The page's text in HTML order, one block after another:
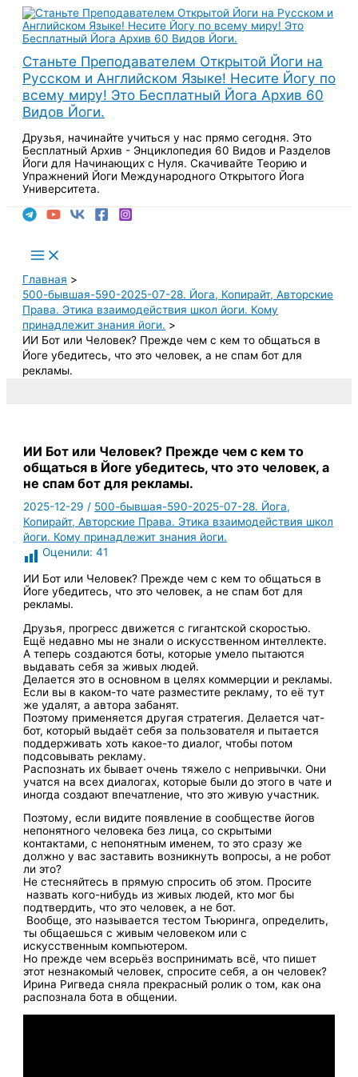
Перейти
содержимому
Станьте Преподавателем Открытой Йоги на
Русском и Английском Языке! Несите Йогу по
всему миру! Это Бесплатный Йога Архив 60
Видов Йоги.
Друзья, начинайте учиться у нас прямо сегодня. Это
Бесплатный Архив - Энциклопедия 60 Видов и Разделов
Йоги для Начинающих с Нуля. Скачивайте Теорию и
Упражнений Йоги Международного Открытого Йога
Университета.
Main
Menu
Главная
500-бывшая-590-2025-07-28. Йога, Копирайт, Авторские
Права. Этика взаимодействия школ йоги. Кому
принадлежит знания йоги.
ИИ Бот или Человек? Прежде чем с кем то общаться в
Йоге убедитесь, что это человек, а не спам бот для
рекламы.
ИИ Бот или Человек? Прежде чем с кем то
общаться в Йоге убедитесь, что это человек, а
не спам бот для рекламы.
2025-12-29/ 500-бывшая-590-2025-07-28. Йога,
Копирайт, Авторские Права. Этика взаимодействия школ
йоги. Кому принадлежит знания йоги.
Оценили: 41
ИИ Бот или Человек? Прежде чем с кем то общаться в
Йоге убедитесь, что это человек, а не спам бот для
рекламы.
Друзья, прогресс движется с гигантской скоростью.
Ещё недавно мы не знали о искусственном интеллекте.
А теперь создаются боты, которые умело пытаются
выдавать себя за живых людей.
Делается это в основном в целях коммерции и рекламы.
Если вы в каком-то чате разместите рекламу, то её тут
же удалят, а автора забанят.
Поэтому применяется другая стратегия. Делается чат-
бот, который выдаёт себя за пользователя и пытается
поддерживать хоть какое-то диалог, чтобы потом
подсовывать рекламу.
Распознать их бывает очень тяжело с непривычки. Они
учатся на всех диалогах, которые были до этого в чате и
иногда создают впечатление, что это живую участник.
Поэтому, если видите появление в сообществе йогов
непонятного человека без лица, со скрытыми
контактами, с непонятным именем, то это сразу же
должно у вас заставить возникнуть вопросы, а не робот
ли это?
Не стесняйтесь в прямую спросить об этом. Просите
назвать кого-нибудь из живых людей, кто мог бы
подтвердить, что это человек, а не бот.
Вообще, это называется тестом Тьюринга, определить,
ты общаешься с живым человеком или с
искусственным компьютером.
Но прежде чем всерьёз воспринимать всё, что пишет
этот незнакомый человек, спросите себя, а он человек?
Ирина Ригведа сняла прекрасный ролик о том, как она
распознала бота в общении.